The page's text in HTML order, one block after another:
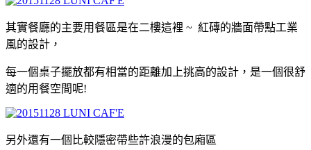
其實餐廳的主要用餐區是在二樓這裡 ~ 紅磚的牆面帶點工業
風的設計 ，
每一個桌子擺放都有相當的距離加上挑高的設計 ，是一個很舒
適的用餐空間呢!
另外還有一個比較隱密帶些許浪漫的包廂區